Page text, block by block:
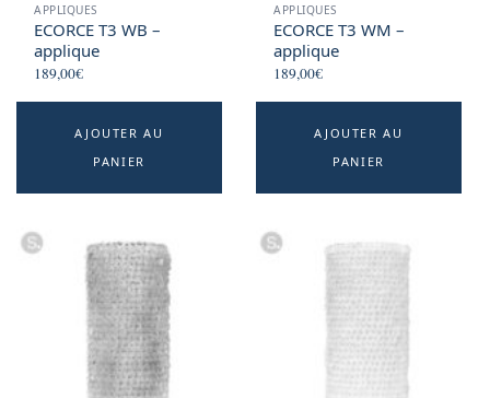
APPLIQUES
ECORCE T3 WB –
applique
189,00€
AJOUTER AU
PANIER
APPLIQUES
ECORCE T3 WM –
applique
189,00€
AJOUTER AU
PANIER